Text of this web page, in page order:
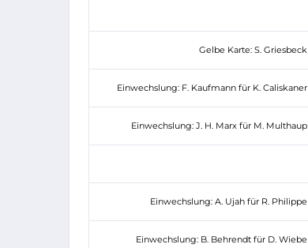
Gelbe Karte: S. Griesbeck
Einwechslung: F. Kaufmann für K. Caliskaner
Einwechslung: J. H. Marx für M. Multhaup
Einwechslung: A. Ujah für R. Philippe
Einwechslung: B. Behrendt für D. Wiebe